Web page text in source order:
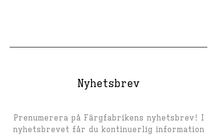
Nyhetsbrev
Prenumerera på Färgfabrikens nyhetsbrev! I
nyhetsbrevet får du kontinuerlig information